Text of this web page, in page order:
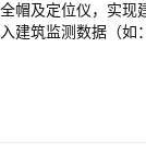
帽及定位仪，实
建筑监测数据（如